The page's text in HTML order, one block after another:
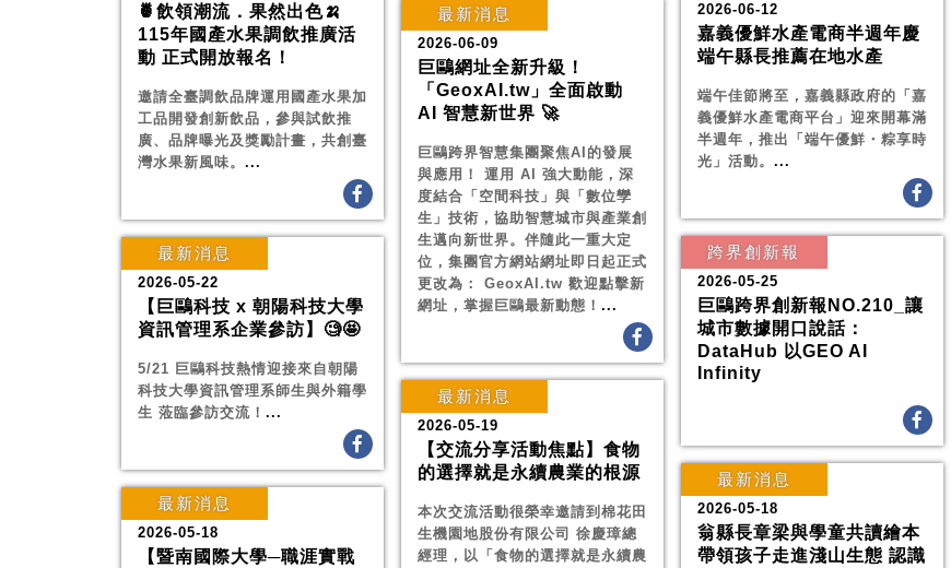
🍍飲領潮流．果然出色🍌
115年國產水果調飲推廣活
動 正式開放報名！
邀請全臺調飲品牌運用國產水果加
工品開發創新飲品，參與試飲推
廣、品牌曝光及獎勵計畫，共創臺
灣水果新風味。 ...
2026-06-12
嘉義優鮮水產電商半週年慶
端午縣長推薦在地水產
端午佳節將至，嘉義縣政府的「嘉
義優鮮水產電商平台」迎來開幕滿
半週年，推出「端午優鮮・粽享時
光」活動。 ...
最新消息
2026-06-09
巨鷗網址全新升級！
「GeoxAI.tw」全面啟動
AI 智慧新世界 🚀
巨鷗跨界智慧集團聚焦AI的發展
與應用！ 運用 AI 強大動能，深
度結合「空間科技」與「數位孿
生」技術，協助智慧城市與產業創
生邁向新世界。伴隨此一重大定
位，集團官方網站網址即日起正式
更改為： GeoxAI.tw 歡迎點擊新
網址，掌握巨鷗最新動態！ ...
跨界創新報
2026-05-25
巨鷗跨界創新報NO.210_讓
城市數據開口說話：
DataHub 以GEO AI
Infinity
最新消息
2026-05-22
【巨鷗科技 x 朝陽科技大學
資訊管理系企業參訪】🧐🤩
5/21 巨鷗科技熱情迎接來自朝陽
科技大學資訊管理系師生與外籍學
生 蒞臨參訪交流！ ...
最新消息
2026-05-19
【交流分享活動焦點】食物
的選擇就是永續農業的根源
本次交流活動很榮幸邀請到棉花田
生機園地股份有限公司 徐慶璋總
經理，以「食物的選擇就是永續農
最新消息
2026-05-18
翁縣長章梁與學童共讀繪本
帶領孩子走進淺山生態 認識
最新消息
2026-05-18
【暨南國際大學─職涯實戰